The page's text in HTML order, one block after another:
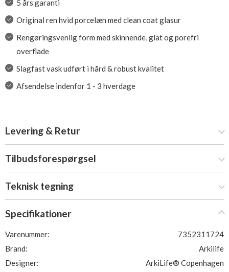
5 års garanti
Original ren hvid porcelæn med clean coat glasur
Rengøringsvenlig form med skinnende, glat og porefri
overflade
Slagfast vask udført i hård & robust kvalitet
Afsendelse indenfor 1 - 3 hverdage
Levering & Retur
Tilbudsforespørgsel
Teknisk tegning
Specifikationer
Varenummer:
7352311724
Brand:
Arkilife
Designer:
ArkiLife® Copenhagen